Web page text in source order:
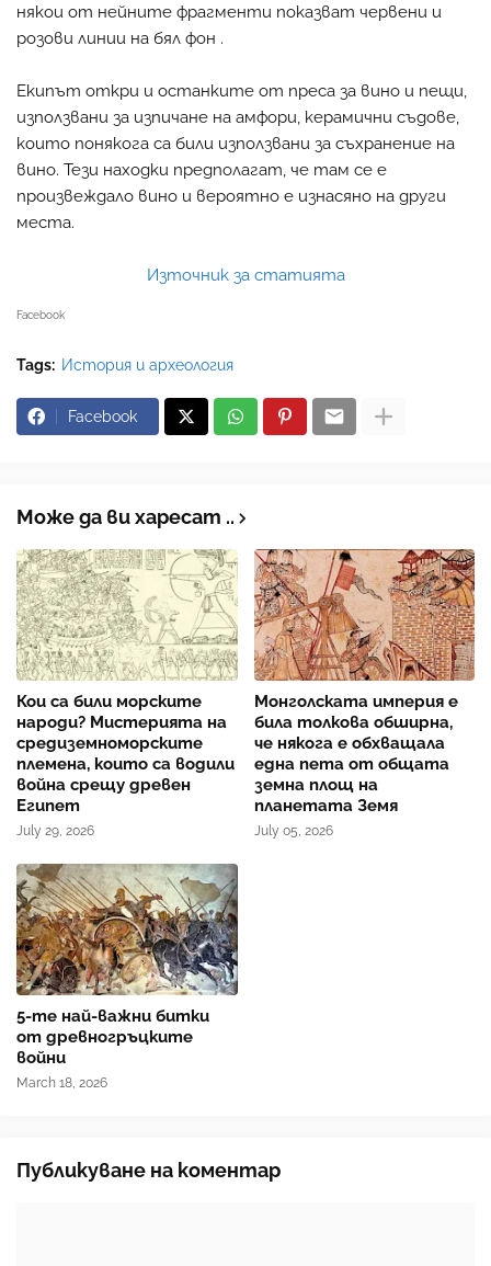
някои от нейните фрагменти показват червени и
розови линии на бял фон .
Екипът откри и останките от преса за вино и пещи,
използвани за изпичане на амфори, керамични съдове,
които понякога са били използвани за съхранение на
вино. Тези находки предполагат, че там се е
произвеждало вино и вероятно е изнасяно на други
места.
Източник за статията
Facebook
Tags: История и археология
Facebook
Може да ви харесат ..
Кои са били морските
народи? Мистерията на
средиземноморските
племена, които са водили
война срещу древен
Египет
July 29, 2026
Монголската империя е
била толкова обширна,
че някога е обхващала
една пета от общата
земна площ на
планетата Земя
July 05, 2026
5-те най-важни битки
от древногръцките
войни
March 18, 2026
Публикуване на коментар